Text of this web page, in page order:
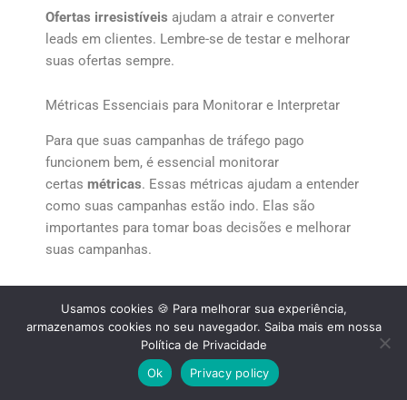
Ofertas irresistíveis ajudam a atrair e converter
leads em clientes. Lembre-se de testar e melhorar
suas ofertas sempre.
Métricas Essenciais para Monitorar e Interpretar
Para que suas campanhas de tráfego pago
funcionem bem, é essencial monitorar
certas métricas. Essas métricas ajudam a entender
como suas campanhas estão indo. Elas são
importantes para tomar boas decisões e melhorar
suas campanhas.
Se você está começando com tráfego pago, focar
é crucial. Além doCPC
métricas importantes que você deve seguir.
Usamos cookies 🍪 Para melhorar sua experiência,
armazenamos cookies no seu navegador. Saiba mais em nossa
Política de Privacidade
Ok
Privacy policy